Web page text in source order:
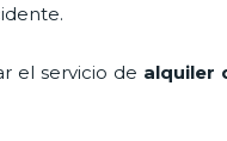
el servicio de alquiler